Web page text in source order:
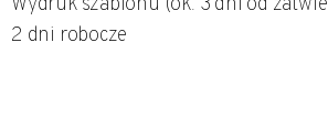
2 dni robocze